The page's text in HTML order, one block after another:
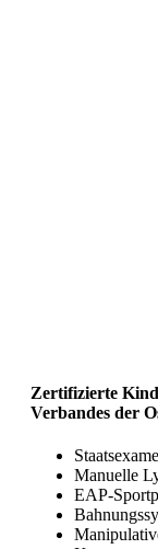
Zertifizierte
Verbandes der
Manuelle
EAP-